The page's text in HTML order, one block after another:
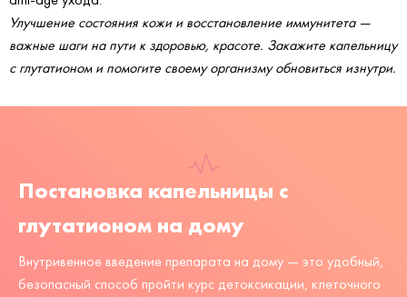
Улучшение состояния кожи и восстановление иммунитета —
важные шаги на пути к здоровью, красоте. Закажите капельницу
с глутатионом и помогите своему организму обновиться изнутри.
Постановка капельницы с
глутатионом на дому
Внутривенное введение препарата на дому — это удобный,
безопасный способ пройти курс детоксикации, клеточного